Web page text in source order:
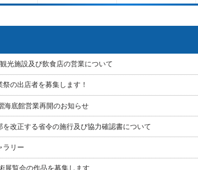
光施設及び飲食店の営業について
の出店者を募集します！
底館営業再開のお知らせ
改正する省令の施行及び協力確認書について
ラリー
展覧会の作品を募集します